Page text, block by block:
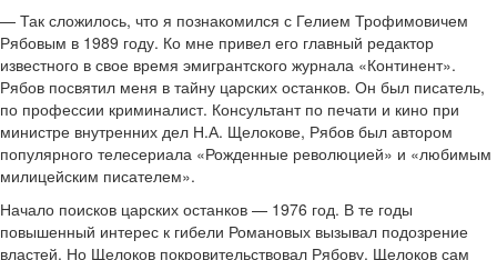
— Так сложилось, что я познакомился с Гелием Трофимовичем
Рябовым в 1989 году. Ко мне привел его главный редактор
известного в свое время эмигрантского журнала «Континент».
Рябов посвятил меня в тайну царских останков. Он был писатель,
по профессии криминалист. Консультант по печати и кино при
министре внутренних дел Н.А. Щелокове, Рябов был автором
популярного телесериала «Рожденные революцией» и «любимым
милицейским писателем».
Начало поисков царских останков — 1976 год. В те годы
повышенный интерес к гибели Романовых вызывал подозрение
властей. Но Щелоков покровительствовал Рябову. Щелоков сам